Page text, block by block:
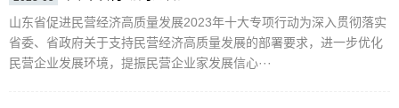
山东省促进民营经济高质量发展2023年十大专项行动为深入贯彻落实
省委、省政府关于支持民营经济高质量发展的部署要求，进一步优化
民营企业发展环境，提振民营企业家发展信心···